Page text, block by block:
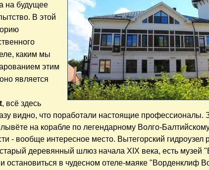
на будущее
В этой
каким мы
этим
является
, всё здесь
видно, что поработали настоящие
на корабле по легендарному Волго-
- вообще интересное место. Вытегорский гидроузел
деревянный шлюз начала XIX века, есть музей
в чудесном отеле-маяке "Ворденклиф